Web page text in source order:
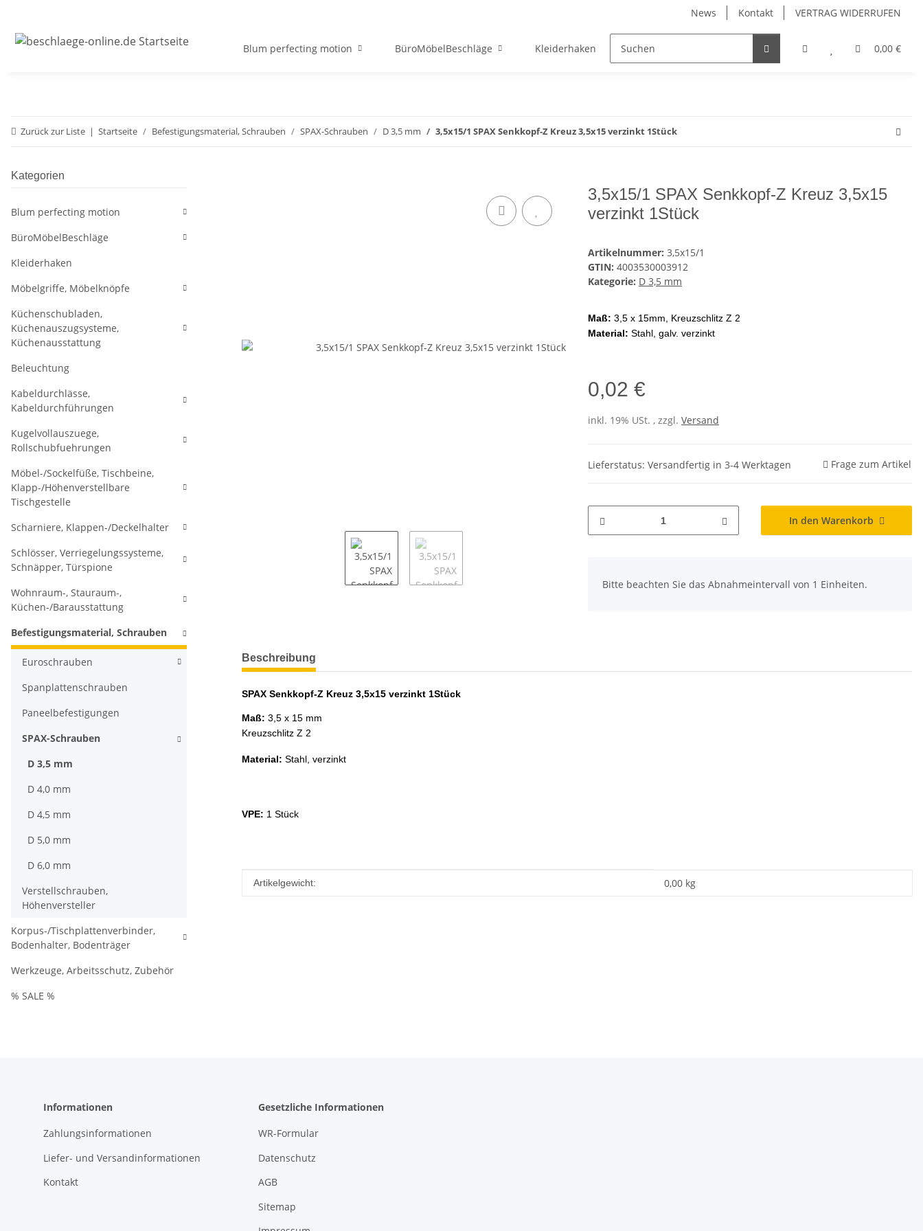
News Kontakt VERTRAG WIDERRUFEN
0,00 €
Blum perfecting motion BüroMöbelBeschläge Kleiderhaken Möbelgriffe, Möbelknöpfe Küchenschubladen,
Zurück zur Liste Startseite Befestigungsmaterial, Schrauben SPAX-Schrauben D 3,5 mm 3,5x15/1 SPAX Senkkopf-Z Kreuz 3,5x15 verzinkt 1Stück
3,5x15/1 SPAX Senkkopf-Z Kreuz 3,5x15
verzinkt 1Stück
Artikelnummer: 3,5x15/1
GTIN: 4003530003912
Kategorie: D 3,5 mm
Maß: 3,5 x 15mm, Kreuzschlitz Z 2
Material: Stahl, galv. verzinkt
0,02 €
inkl. 19% USt. , zzgl. Versand
Lieferstatus: Versandfertig in 3-4 Werktagen Frage zum Artikel
In den Warenkorb
Bitte beachten Sie das Abnahmeintervall von 1 Einheiten.
weitere Registerkarten anzeigen
Beschreibung
SPAX Senkkopf-Z Kreuz 3,5x15 verzinkt 1Stück
Maß: 3,5 x 15 mm
Kreuzschlitz Z 2
Material: Stahl, verzinkt
VPE: 1 Stück
Produkteigenschaft
Wert
Artikelgewicht: 0,00 kg
Kategorien
Blum perfecting motion
BüroMöbelBeschläge
Kleiderhaken
Möbelgriffe, Möbelknöpfe
Küchenschubladen,
Küchenauszugsysteme,
Küchenausstattung
Beleuchtung
Kabeldurchlässe,
Kabeldurchführungen
Kugelvollauszuege,
Rollschubfuehrungen
Möbel-/Sockelfüße, Tischbeine,
Klapp-/Höhenverstellbare
Tischgestelle
Scharniere, Klappen-/Deckelhalter
Schlösser, Verriegelungssysteme,
Schnäpper, Türspione
Wohnraum-, Stauraum-,
Küchen-/Barausstattung
Befestigungsmaterial, Schrauben
Euroschrauben
Spanplattenschrauben
Paneelbefestigungen
SPAX-Schrauben
D 3,5 mm
D 4,0 mm
D 4,5 mm
D 5,0 mm
D 6,0 mm
Verstellschrauben,
Höhenversteller
Korpus-/Tischplattenverbinder,
Bodenhalter, Bodenträger
Werkzeuge, Arbeitsschutz, Zubehör
% SALE %
Informationen
Zahlungsinformationen
Liefer- und Versandinformationen
Kontakt
Gesetzliche Informationen
WR-Formular
Datenschutz
AGB
Sitemap